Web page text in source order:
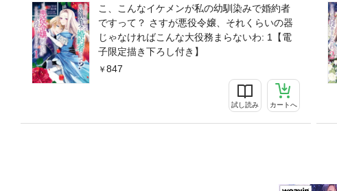
こ、こんなイケメンが私の幼馴染みで婚約者
ですって？ さすが悪役令嬢、それくらいの器
じゃなければこんな大役務まらないわ: 1【電
子限定描き下ろし付き】
847
試し読み カートへ